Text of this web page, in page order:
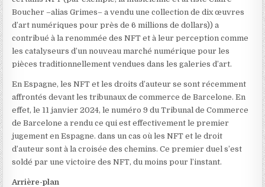
Boucher –alias Grimes– a vendu une collection de dix œuvres
d’art numériques pour près de 6 millions de dollars)) a
contribué à la renommée des NFT et à leur perception comme
les catalyseurs d’un nouveau marché numérique pour les
pièces traditionnellement vendues dans les galeries d’art.
En Espagne, les NFT et les droits d’auteur se sont récemment
affrontés devant les tribunaux de commerce de Barcelone. En
effet, le 11 janvier 2024, le numéro 9 du Tribunal de Commerce
de Barcelone a rendu ce qui est effectivement le premier
jugement en Espagne. dans un cas où les NFT et le droit
d’auteur sont à la croisée des chemins. Ce premier duel s’est
soldé par une victoire des NFT, du moins pour l’instant.
Arrière-plan